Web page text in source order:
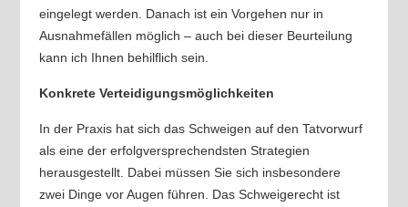
eingelegt werden. Danach ist ein Vorgehen nur in
Ausnahmefällen möglich – auch bei dieser Beurteilung
kann ich Ihnen behilflich sein.
Konkrete Verteidigungsmöglichkeiten
In der Praxis hat sich das Schweigen auf den Tatvorwurf
als eine der erfolgversprechendsten Strategien
herausgestellt. Dabei müssen Sie sich insbesondere
zwei Dinge vor Augen führen. Das Schweigerecht ist